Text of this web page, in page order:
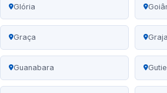
Glória
Graça
Guanabara